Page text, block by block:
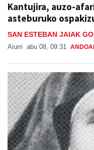
Kantujira, auzo-
asteburuko
SAN ESTEBAN JAIAK
Aiurri abu 08, 09:31